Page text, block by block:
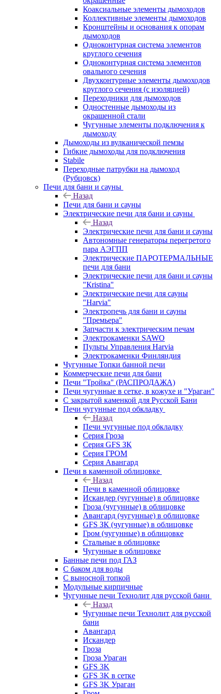
Коаксиальные элементы дымоходов
Коллективные элементы дымоходов
Кронштейны и основания к опорам
дымоходов
Одноконтурная система элементов
круглого сечения
Одноконтурная система элементов
овального сечения
Двухконтурные элементы дымоходов
круглого сечения (с изоляцией)
Переходники для дымоходов
Одностенные дымоходы из
окрашенной стали
Чугунные элементы подключения к
дымоходу
Дымоходы из вулканической пемзы
Гибкие дымоходы для подключения
Stabile
Переходные патрубки на дымоход
(Рубцовск)
Печи для бани и сауны
Назад
Печи для бани и сауны
Электрические печи для бани и сауны
Назад
Электрические печи для бани и сауны
Автономные генераторы перегретого
пара АЭГПП
Электрические ПАРОТЕРМАЛЬНЫЕ
печи для бани
Электрические печи для бани и сауны
"Кristina"
Электрические печи для сауны
"Harvia"
Электропечь для бани и сауны
"Премьера"
Запчасти к электрическим печам
Электрокаменки SAWO
Пульты Управления Harvia
Электрокаменки Финляндия
Чугунные Топки банной печи
Коммерческие печи для бани
Печи "Тройка" (РАСПРОДАЖА)
Печи чугунные в сетке, в кожухе и "Ураган"
С закрытой каменкой для Русской Бани
Печи чугунные под обкладку
Назад
Печи чугунные под обкладку
Серия Гроза
Серия GFS ЗК
Серия ГРОМ
Серия Авангард
Печи в каменной облицовке
Назад
Печи в каменной облицовке
Искандер (чугунные) в облицовке
Гроза (чугунные) в облицовке
Авангард (чугунные) в облицовке
GFS ЗК (чугунные) в облицовке
Гром (чугунные) в облицовке
Стальные в облицовке
Чугунные в облицовке
Банные печи под ГАЗ
С баком для воды
С выносной топкой
Модульные кирпичные
Чугунные печи Технолит для русской бани
Назад
Чугунные печи Технолит для русской
бани
Авангард
Искандер
Гроза
Гроза Ураган
GFS 3K
GFS 3K в сетке
GFS 3K Ураган